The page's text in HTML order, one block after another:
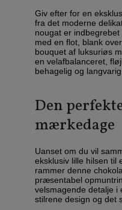
Giv efter for en
fra det moderne
nougat er
med en flot, blank
bouquet af luksuriøs
en velafbalanceret,
behagelig og
Den
mærkedage
Uanset om du vil
eksklusiv lille hilsen til
rammer denne
præsentabel
velsmagende detalje i
stilrene design og det